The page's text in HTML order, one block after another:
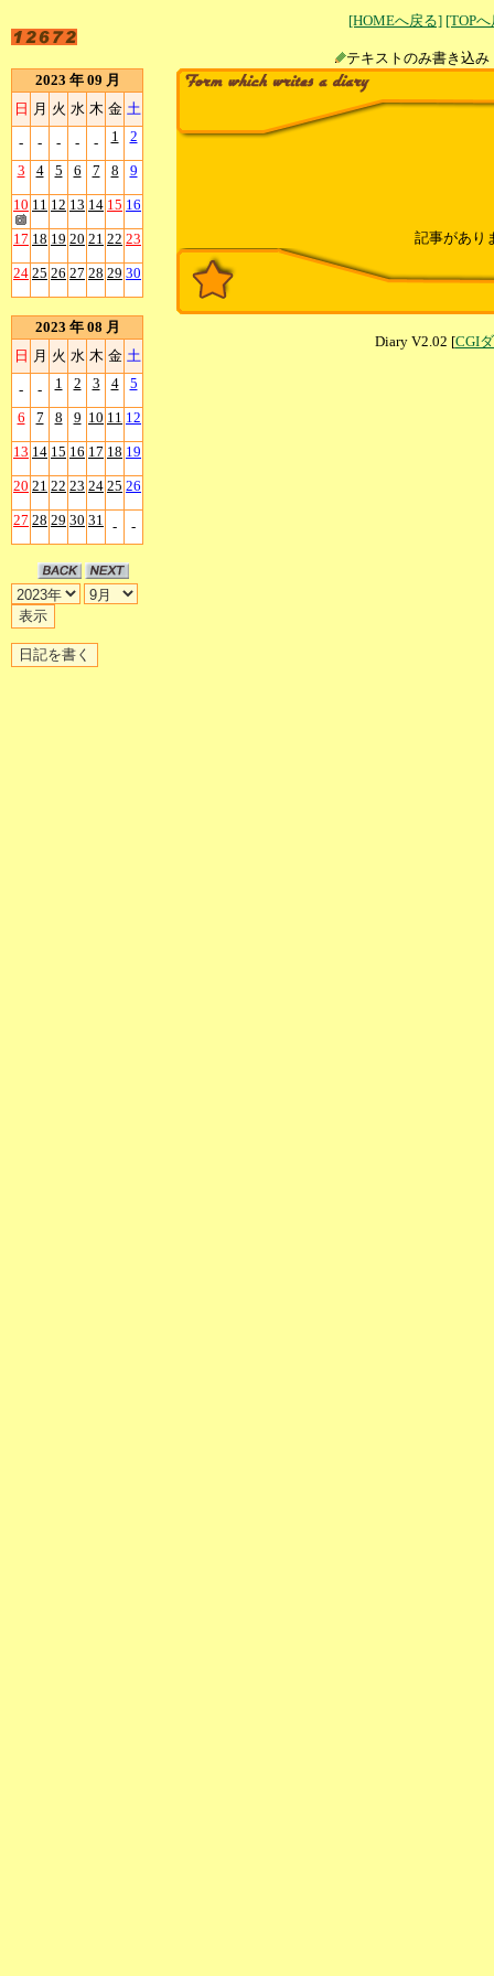
[HOMEへ戻る] [TOP
テキストのみ書
2023 年 09 月
日 月 火 水 木 金 土
- - - - - 1 2
3 4 5 6 7 8 9
10 11 12 13 14 15 16
17 18 19 20 21 22 23
24 25 26 27 28 29 30
2023 年 08 月
日 月 火 水 木 金 土
- - 1 2 3 4 5
6 7 8 9 10 11 12
13 14 15 16 17 18 19
20 21 22 23 24 25 26
27 28 29 30 31 - -
記事があり
Diary V2.02 [CGI